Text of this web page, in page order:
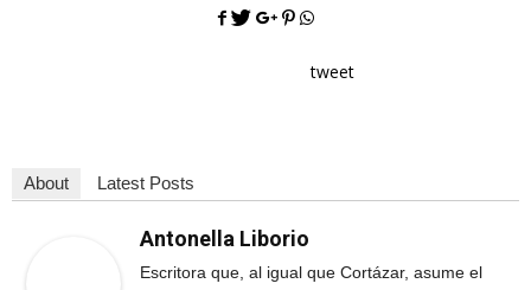
tweet
About Latest Posts
Antonella Liborio
Escritora que, al igual que Cortázar, asume el